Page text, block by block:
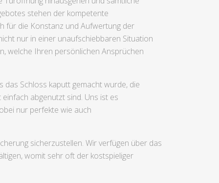
stehen der kompetente
für die Konstanz und Aufwertung der
nur in einer unaufschiebbaren Situation
welche Ihren persönlichen Ansprüchen
das Schloss kaputt gemacht wurde, die
abgenutzt sind. Uns ist es
nur perfekte wie auch
sicherzustellen. Wir verfügen über das
womit sehr oft der kostspieliger